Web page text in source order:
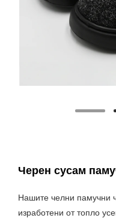
Черен сусам
Нашите челни памучни
изработени от топло